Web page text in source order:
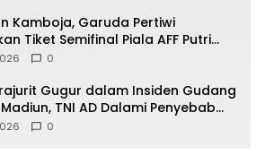
Kamboja, Garuda Pertiwi
Tiket Semifinal Piala AFF Putri
0
Gugur dalam Insiden Gudang
TNI AD Dalami Penyebab
0